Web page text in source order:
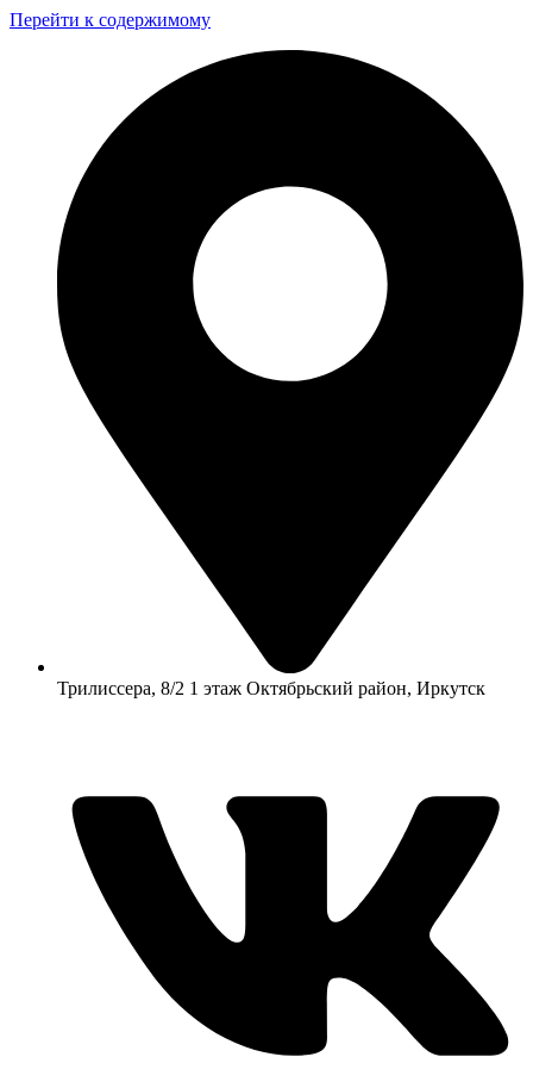
Перейти к содержимому
​Трилиссера, 8/2​ 1 этаж​ Октябрьский район, Иркутск